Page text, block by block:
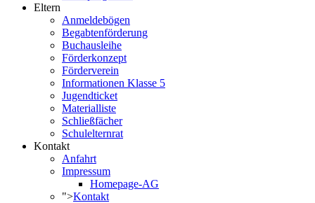
Eltern
Anmeldebögen
Begabtenförderung
Buchausleihe
Förderkonzept
Förderverein
Informationen Klasse 5
Jugendticket
Materialliste
Schließfächer
Schulelternrat
Kontakt
Anfahrt
Impressum
Homepage-AG
">Kontakt